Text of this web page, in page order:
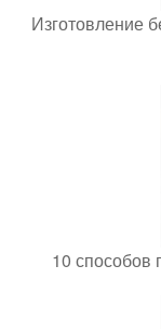
Изготовление
10 способов